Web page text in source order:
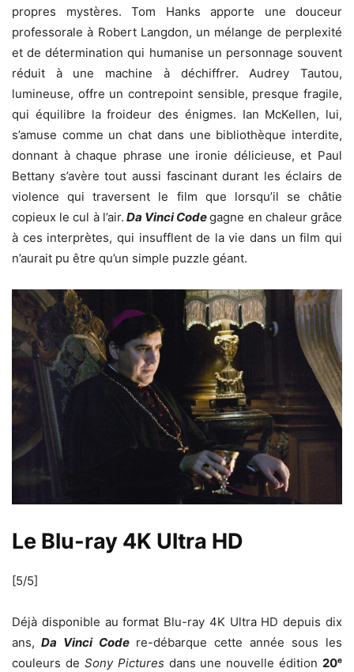
propres mystères. Tom Hanks apporte une douceur
professorale à Robert Langdon, un mélange de perplexité
et de détermination qui humanise un personnage souvent
réduit à une machine à déchiffrer. Audrey Tautou,
lumineuse, offre un contrepoint sensible, presque fragile,
qui équilibre la froideur des énigmes. Ian McKellen, lui,
s’amuse comme un chat dans une bibliothèque interdite,
donnant à chaque phrase une ironie délicieuse, et Paul
Bettany s’avère tout aussi fascinant durant les éclairs de
violence qui traversent le film que lorsqu’il se châtie
copieux le cul à l’air. Da Vinci Codegagne en chaleur grâce
à ces interprètes, qui insufflent de la vie dans un film qui
n’aurait pu être qu’un simple puzzle géant.
Le Blu-ray 4K Ultra HD
[5/5]
Déjà disponible au format Blu-ray 4K Ultra HD depuis dix
ans, Da Vinci Code re-débarque cette année sous les
couleurs de Sony Pictures dans une nouvelle édition 20ᵉ